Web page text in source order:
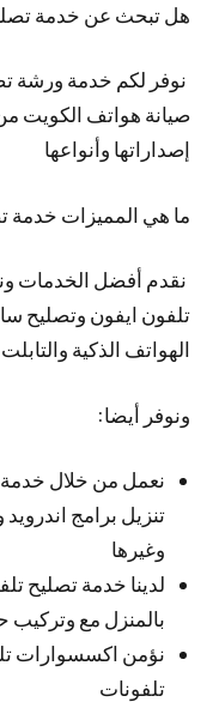
هل تبحث عن خدمة
نوفر لكم خدمة ورشة
صيانة هواتف الكويت
إصداراتها وأنواعها
ما هي المميزات خدمة
نقدم أفضل الخدمات
تلفون ايفون وتصليح
الهواتف الذكية والتابلت
ونوفر أيضا:
نعمل من خلال
تنزيل برامج
وغيرها
لدينا خدمة تصليح
بالمنزل مع وتركيب
نؤمن اكسسوارات
تلفونات